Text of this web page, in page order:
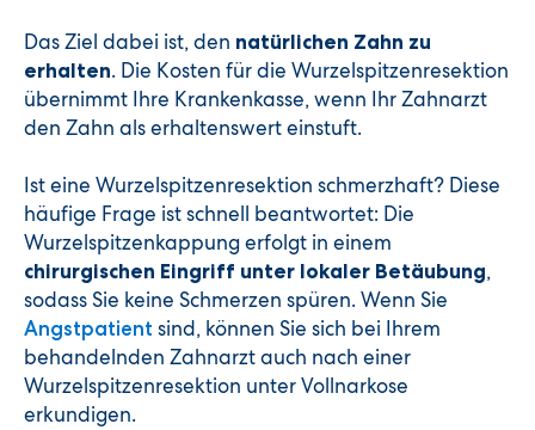
Das Ziel dabei ist, den natürlichen Zahn zu
erhalten. Die Kosten für die Wurzelspitzenresektion
übernimmt Ihre Krankenkasse, wenn Ihr Zahnarzt
den Zahn als erhaltenswert einstuft.
Ist eine Wurzelspitzenresektion schmerzhaft? Diese
häufige Frage ist schnell beantwortet: Die
Wurzelspitzenkappung erfolgt in einem
chirurgischen Eingriff unter lokaler Betäubung,
sodass Sie keine Schmerzen spüren. Wenn Sie
Angstpatient sind, können Sie sich bei Ihrem
behandelnden Zahnarzt auch nach einer
Wurzelspitzenresektion unter Vollnarkose
erkundigen.